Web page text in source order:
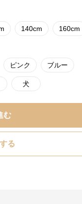
140cm 160cm
ピンク ブルー
犬
む
る